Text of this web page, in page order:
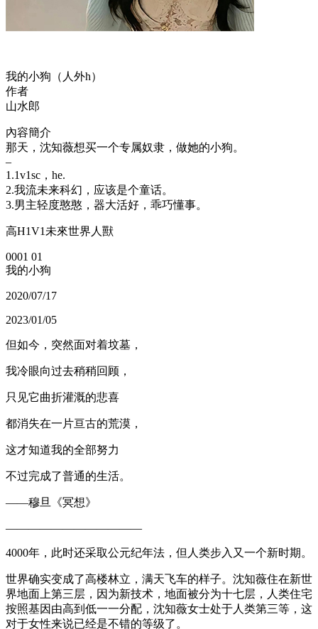
我的小狗（人外h）
作者
山水郎
內容簡介
那天，沈知薇想买一个专属奴隶，做她的小狗。
–
1.1v1sc，he.
2.我流未来科幻，应该是个童话。
3.男主轻度憨憨，器大活好，乖巧懂事。
高H1V1未來世界人獸
0001 01
我的小狗
2020/07/17
2023/01/05
但如今，突然面对着坟墓，
我冷眼向过去稍稍回顾，
只见它曲折灌溉的悲喜
都消失在一片亘古的荒漠，
这才知道我的全部努力
不过完成了普通的生活。​
——穆旦《冥想》
————————————
4000年，此时还采取公元纪年法，但人类步入又一个新时期。
世界确实变成了高楼林立，满天飞车的样子。沈知薇住在新世
界地面上第三层，因为新技术，地面被分为十七层，人类住宅
按照基因由高到低一一分配，沈知薇女士处于人类第三等，这
对于女性来说已经是不错的等级了。